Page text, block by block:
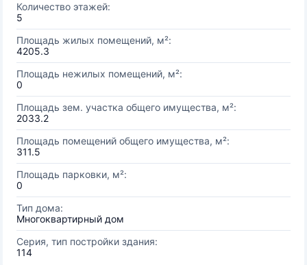
Количество этажей:
5
Площадь жилых помещений, м²:
4205.3
Площадь нежилых помещений, м²:
0
Площадь зем. участка общего имущества, м²:
2033.2
Площадь помещений общего имущества, м²:
311.5
Площадь парковки, м²:
0
Тип дома:
Многоквартирный дом
Серия, тип постройки здания:
114